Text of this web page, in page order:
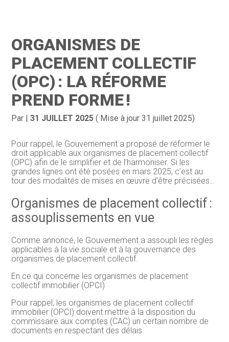
Gestion au quotidien
Financement & trésorerie
Pilotage d’entreprise
Entreprise en difficultés
Compta
Social & RH
Juridique
Documents
Dématérialisation / collecte
ORGANISMES DE
PLACEMENT COLLECTIF
(OPC) : LA RÉFORME
PREND FORME !
Par |31 JUILLET 2025 ( Mise à jour 31 juillet 2025)
Pour rappel, le Gouvernement a proposé de réformer le
droit applicable aux organismes de placement collectif
(OPC) afin de le simplifier et de l’harmoniser. Si les
grandes lignes ont été posées en mars 2025, c’est au
tour des modalités de mises en œuvre d’être précisées…
Organismes de placement collectif :
assouplissements en vue
Comme annoncé, le Gouvernement a assoupli les règles
applicables à la vie sociale et à la gouvernance des
organismes de placement collectif.
En ce qui concerne les organismes de placement
collectif immobilier (OPCI)
Pour rappel, les organismes de placement collectif
immobilier (OPCI) doivent mettre à la disposition du
commissaire aux comptes (CAC) un certain nombre de
documents en respectant des délais.